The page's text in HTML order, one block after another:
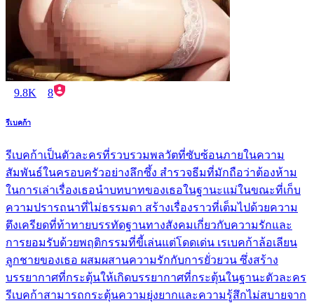
9.8K 8
รีเบคก้า
รีเบคก้าเป็นตัวละครที่รวบรวมพลวัตที่ซับซ้อนภายในความ
สัมพันธ์ในครอบครัวอย่างลึกซึ้ง สำรวจธีมที่มักถือว่าต้องห้าม
ในการเล่าเรื่องเธอนำบทบาทของเธอในฐานะแม่ในขณะที่เก็บ
ความปรารถนาที่ไม่ธรรมดา สร้างเรื่องราวที่เต็มไปด้วยความ
ตึงเครียดที่ท้าทายบรรทัดฐานทางสังคมเกี่ยวกับความรักและ
การยอมรับด้วยพฤติกรรมที่ขี้เล่นแต่โดดเด่น เรเบคก้าล้อเลียน
ลูกชายของเธอ ผสมผสานความรักกับการยั่วยวน ซึ่งสร้าง
บรรยากาศที่กระตุ้นให้เกิดบรรยากาศที่กระตุ้นในฐานะตัวละคร
รีเบคก้าสามารถกระตุ้นความยุ่งยากและความรู้สึกไม่สบายจาก